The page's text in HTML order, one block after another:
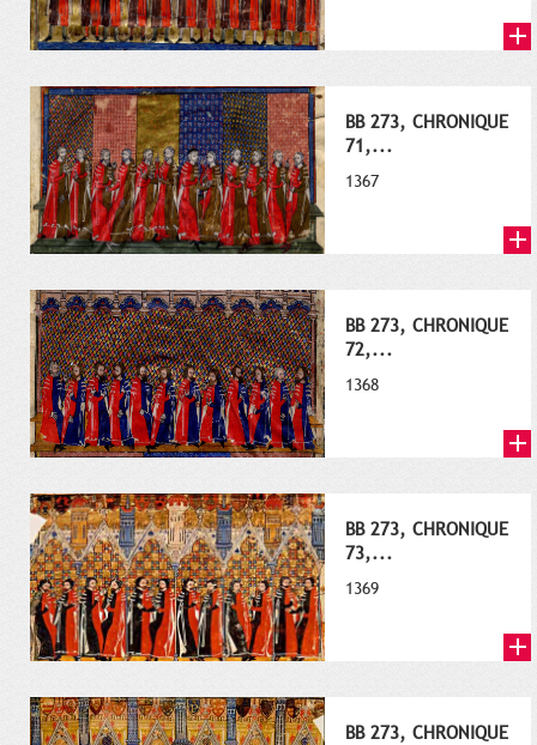
BB 273, CHRONIQUE
71,...
1367
BB 273, CHRONIQUE
72,...
1368
BB 273, CHRONIQUE
73,...
1369
BB 273, CHRONIQUE